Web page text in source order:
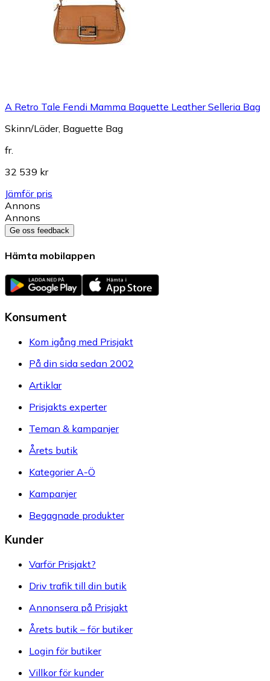
A Retro Tale Fendi Mamma Baguette Leather Selleria Bag
Skinn/Läder, Baguette Bag
fr.
32 539 kr
Jämför pris
Annons
Annons
Ge oss feedback
Hämta mobilappen
Konsument
Kom igång med Prisjakt
På din sida sedan 2002
Artiklar
Prisjakts experter
Teman & kampanjer
Årets butik
Kategorier A-Ö
Kampanjer
Begagnade produkter
Kunder
Varför Prisjakt?
Driv trafik till din butik
Annonsera på Prisjakt
Årets butik – för butiker
Login för butiker
Villkor för kunder